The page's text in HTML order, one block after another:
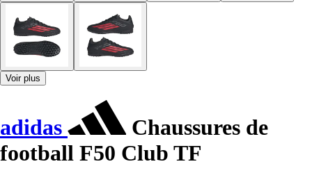
Voir plus
adidas
Chaussures de
football F50 Club TF